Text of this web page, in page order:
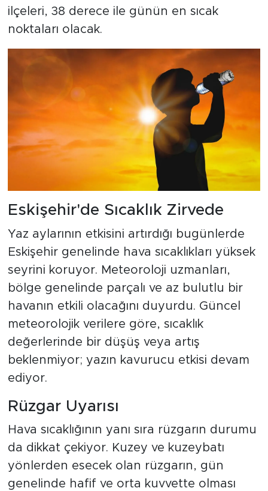
ilçeleri, 38 derece ile günün en sıcak
noktaları olacak.
Eskişehir'de Sıcaklık Zirvede
Yaz aylarının etkisini artırdığı bugünlerde
Eskişehir genelinde hava sıcaklıkları yüksek
seyrini koruyor. Meteoroloji uzmanları,
bölge genelinde parçalı ve az bulutlu bir
havanın etkili olacağını duyurdu. Güncel
meteorolojik verilere göre, sıcaklık
değerlerinde bir düşüş veya artış
beklenmiyor; yazın kavurucu etkisi devam
ediyor.
Rüzgar Uyarısı
Hava sıcaklığının yanı sıra rüzgarın durumu
da dikkat çekiyor. Kuzey ve kuzeybatı
yönlerden esecek olan rüzgarın, gün
genelinde hafif ve orta kuvvette olması